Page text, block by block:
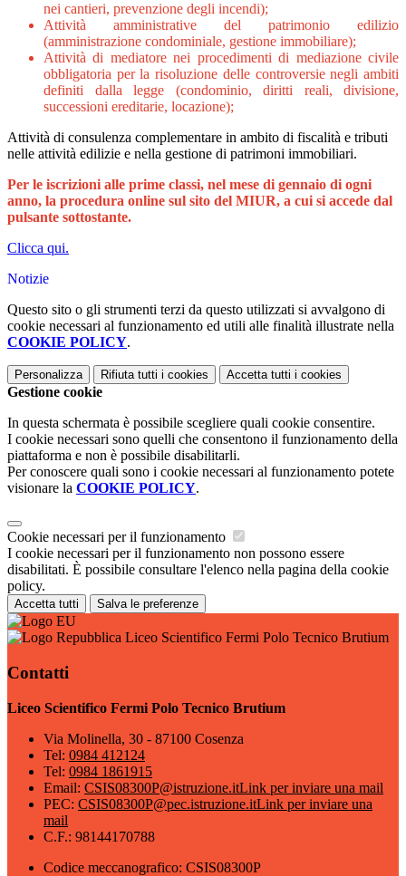
nei cantieri, prevenzione degli incendi);
Attività amministrative del patrimonio edilizio
(amministrazione condominiale, gestione immobiliare);
Attività di mediatore nei procedimenti di mediazione civile
obbligatoria per la risoluzione delle controversie negli ambiti
definiti dalla legge (condominio, diritti reali, divisione,
successioni ereditarie, locazione);
Attività di consulenza complementare in ambito di fiscalità e tributi
nelle attività edilizie e nella gestione di patrimoni immobiliari.
Per le iscrizioni alle prime classi, nel mese di gennaio di ogni
anno, la procedura online sul sito del MIUR, a cui si accede dal
pulsante sottostante.
Clicca qui.
Notizie
Questo sito o gli strumenti terzi da questo utilizzati si avvalgono di
cookie necessari al funzionamento ed utili alle finalità illustrate nella
COOKIE POLICY.
Personalizza Rifiuta tutti i cookies Accetta tutti i cookies
Gestione cookie
In questa schermata è possibile scegliere quali cookie consentire.
I cookie necessari sono quelli che consentono il funzionamento della
piattaforma e non è possibile disabilitarli.
Per conoscere quali sono i cookie necessari al funzionamento potete
visionare la COOKIE POLICY.
Cookie necessari per il funzionamento
I cookie necessari per il funzionamento non possono essere
disabilitati. È possibile consultare l'elenco nella pagina della cookie
policy.
Accetta tutti Salva le preferenze
Liceo Scientifico Fermi Polo Tecnico Brutium
Contatti
Liceo Scientifico Fermi Polo Tecnico Brutium
Via Molinella, 30 - 87100 Cosenza
Tel: 0984 412124
Tel: 0984 1861915
Email: CSIS08300P@istruzione.itLink per inviare una mail
PEC: CSIS08300P@pec.istruzione.itLink per inviare una
mail
C.F.: 98144170788
Codice meccanografico: CSIS08300P